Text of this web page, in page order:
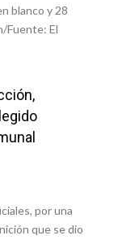
blanco y 28
Fuente: El
por una
que se dio